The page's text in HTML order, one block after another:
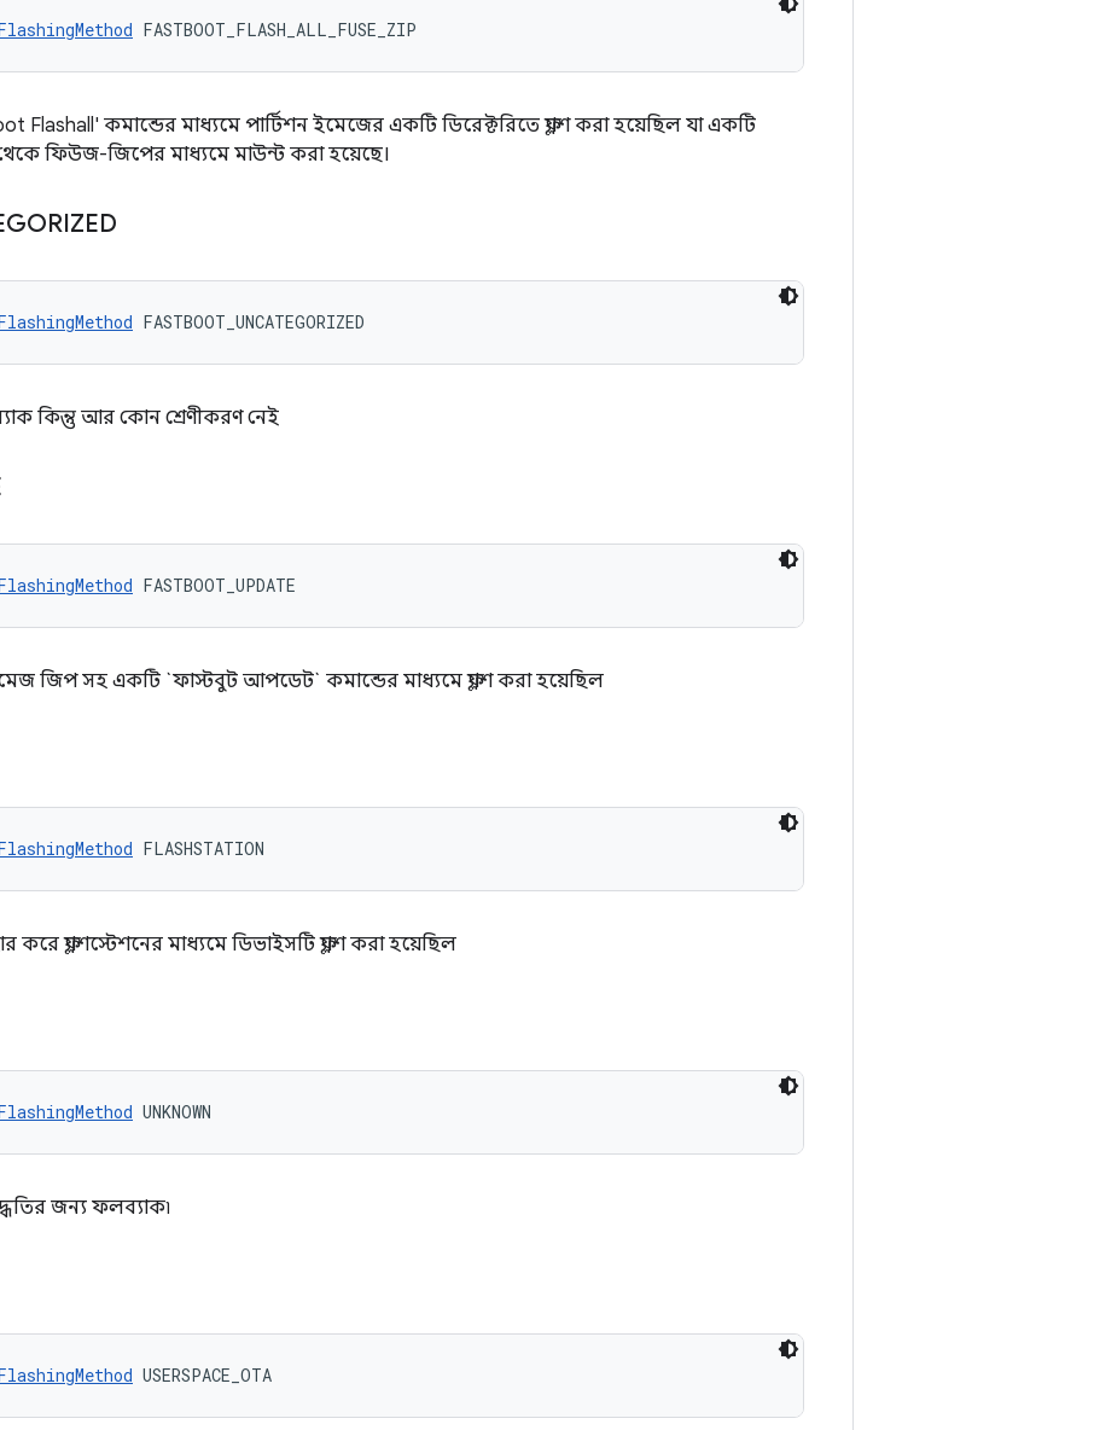
FASTBOOT_FLASH_ALL_FUSE_ZIP
কমান্ডের মাধ্যমে পার্টিশন ইমেজের একটি ডিরেক্টরিতে ফ্ল্যাশ করা হয়েছিল যা একটি
ফিউজ-জিপের মাধ্যমে মাউন্ট করা হয়েছে।
FASTBOOT_UNCATEGORIZED
কিন্তু আর কোন শ্রেণীকরণ নেই
FASTBOOT_UPDATE
জিপ সহ একটি `ফাস্টবুট আপডেট` কমান্ডের মাধ্যমে ফ্ল্যাশ করা হয়েছিল
FLASHSTATION
করে ফ্ল্যাশস্টেশনের মাধ্যমে ডিভাইসটি ফ্ল্যাশ করা হয়েছিল
UNKNOWN
পদ্ধতির জন্য ফলব্যাক৷
USERSPACE_OTA